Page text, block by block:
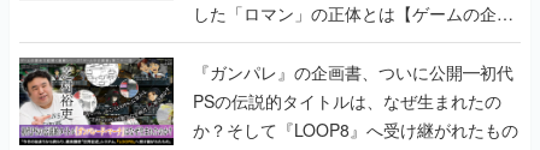
した「ロマン」の正体とは【ゲームの企画
書】
『ガンパレ』の企画書、ついに公開━初代
PSの伝説的タイトルは、なぜ生まれたの
か？そして『LOOP8』へ受け継がれたもの